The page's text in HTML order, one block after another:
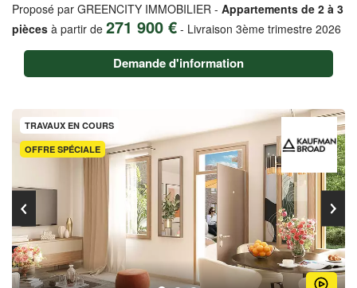
Proposé par GREENCITY IMMOBILIER - Appartements de 2 à 3
pièces à partir de 271 900 € - Livraison 3ème trimestre 2026
Demande d'information
OFFRE SPÉCIALE
TRAVAUX EN COURS